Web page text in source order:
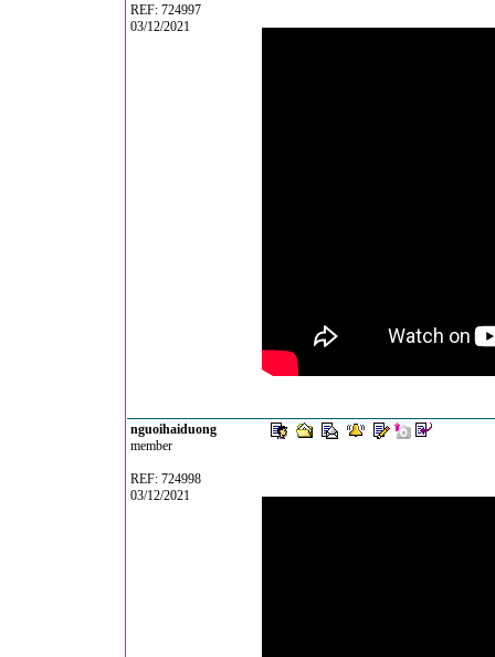
REF: 724997
03/12/2021
nguoihaiduong
member
REF: 724998
03/12/2021